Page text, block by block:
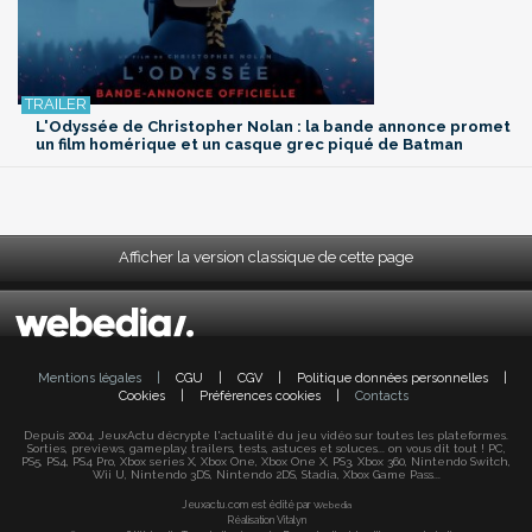
L'Odyssée de Christopher Nolan : la bande annonce promet
un film homérique et un casque grec piqué de Batman
Afficher la version classique de cette page
Mentions légales CGU CGV Politique données personnelles
Cookies
Préférences cookies Contacts
Depuis 2004, JeuxActu décrypte l'actualité du jeu vidéo sur toutes les plateformes.
Sorties, previews, gameplay, trailers, tests, astuces et soluces... on vous dit tout ! PC,
PS5, PS4, PS4 Pro, Xbox series X, Xbox One, Xbox One X, PS3, Xbox 360, Nintendo Switch,
Wii U, Nintendo 3DS, Nintendo 2DS, Stadia, Xbox Game Pass...
Jeuxactu.com est édité par Webedia
Réalisation Vitalyn